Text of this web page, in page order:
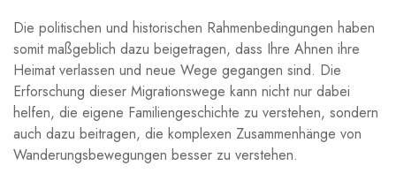
Die ​politischen und historischen Rahmenbedingungen haben
somit maßgeblich dazu ⁣beigetragen, dass ‍Ihre​ Ahnen ihre
Heimat verlassen und neue Wege ​gegangen ⁣sind. Die⁣
Erforschung dieser Migrationswege ⁢kann nicht nur dabei
helfen, die eigene Familiengeschichte zu verstehen, sondern⁤
auch dazu beitragen,‌ die komplexen​ Zusammenhänge ⁢von
Wanderungsbewegungen‌ besser zu verstehen.